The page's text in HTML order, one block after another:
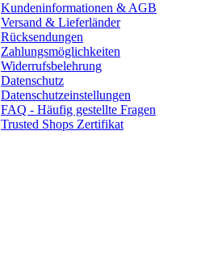
Kundeninformationen & AGB
Versand & Lieferländer
Rücksendungen
Zahlungsmöglichkeiten
Widerrufsbelehrung
Datenschutz
Datenschutzeinstellungen
FAQ - Häufig gestellte Fragen
Trusted Shops Zertifikat